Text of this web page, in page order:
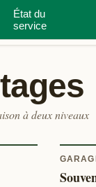
État du
service
Rechercher
à deux niveaux